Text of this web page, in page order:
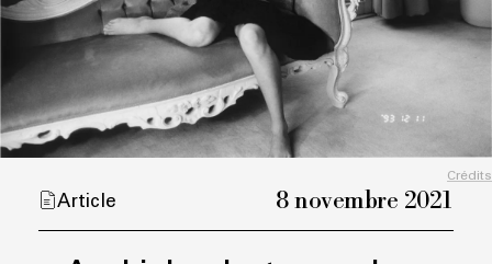
Crédits
Article 8 novembre 2021